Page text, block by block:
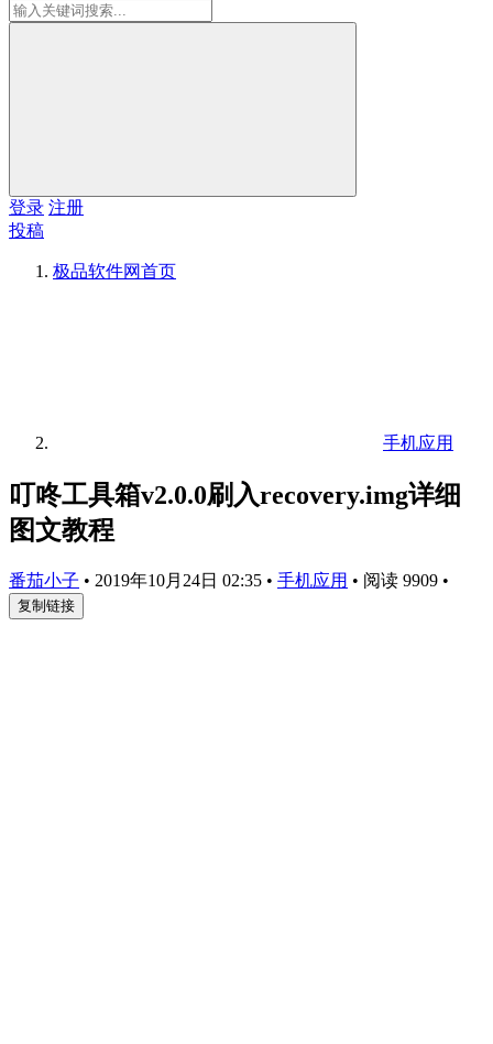
登录 注册
投稿
极品软件网首页
手机应用
叮咚工具箱v2.0.0刷入recovery.img详细
图文教程
番茄小子 • 2019年10月24日 02:35 • 手机应用 • 阅读 9909 •
复制链接